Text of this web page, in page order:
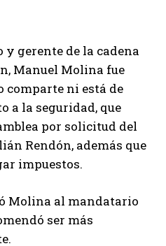
gerente de la cadena
Manuel Molina fue
comparte ni está de
a la seguridad, que
por solicitud del
Rendón, además que
impuestos.
Molina al mandatario
ser más